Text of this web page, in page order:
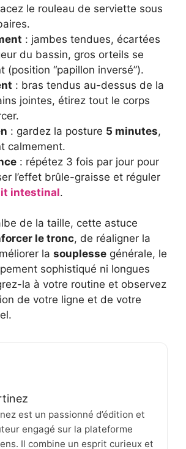
le rouleau de serviette sous
: jambes tendues, écartées
du bassin, gros orteils se
(position “papillon inversé”).
: bras tendus au-dessus de la
jointes, étirez tout le corps
: gardez la posture 5 minutes,
calmement.
: répétez 3 fois par jour pour
l’effet brûle-graisse et réguler
intestinal.
de la taille, cette astuce
le tronc, de réaligner la
la souplesse générale, le
sophistiqué ni longues
la à votre routine et observez
de votre ligne et de votre
est un passionné d’édition et
engagé sur la plateforme
Il combine un esprit curieux et